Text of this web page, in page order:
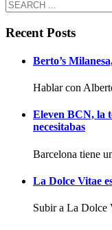
Recent Posts
Berto’s
Hablar con
Eleven BCN, la
necesitabas
Barcelona tiene
La Dolce Vitae
Subir a La Dolce